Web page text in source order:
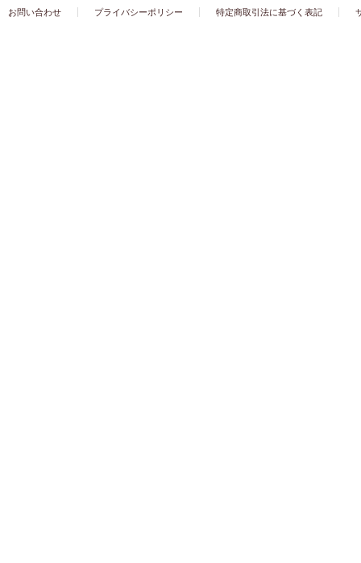
お問い合わせ プライバシーポリシー 特定商取引法に基づく表記